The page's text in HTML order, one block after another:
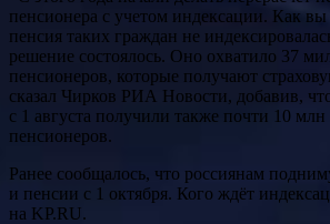
пенсионера с учетом индексации. Как
пенсия таких граждан не
решение состоялось. Оно охватило 37
пенсионеров, которые получают
сказал Чирков РИА Новости, добавив,
с 1 августа получили также почти 10
пенсионеров.
Ранее сообщалось, что россиянам
и пенсии с 1 октября. Кого ждёт
на KP.RU.